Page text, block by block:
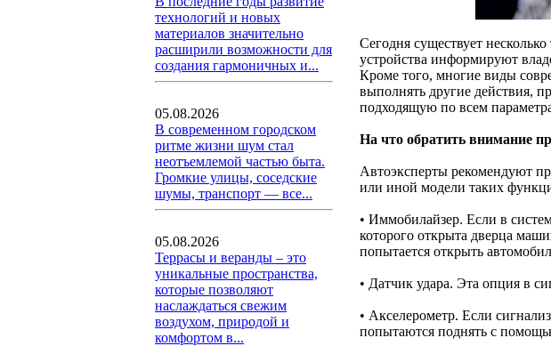
технологий и новых
материалов значительно
расширили возможности для
создания гармоничных и...
05.08.2026
В современном городском
ритме жизни шум стал
неотъемлемой частью быта.
Громкие улицы, соседские
шумы, транспорт — все...
05.08.2026
Террасы и веранды – это
уникальные пространства,
которые позволяют
наслаждаться свежим
воздухом, природой и
комфортом в...
Сегодня существует
устройства информируют
Кроме того, многие виды
выполнять другие действия,
подходящую по всем
На что обратить внимание
Автоэксперты рекомендуют
или иной модели таких
• Иммобилайзер. Если в
которого открыта дверца
попытается открыть
• Датчик удара. Эта опция в
• Акселерометр. Если
попытаются поднять с